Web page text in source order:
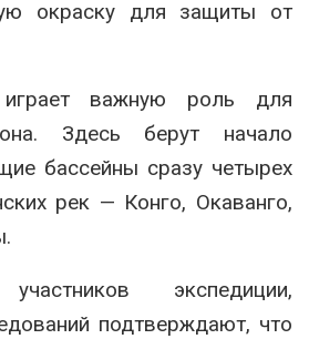
окраску для защиты от
важную роль для
Здесь берут начало
бассейны сразу четырех
рек — Конго, Окаванго,
экспедиции,
подтверждают, что